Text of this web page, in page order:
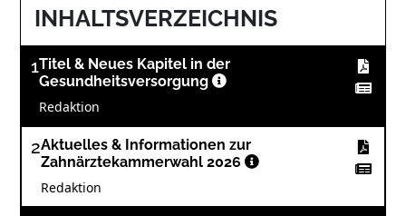
INHALTSVERZEICHNIS
1Titel & Neues Kapitel in der
Gesundheitsversorgung
Redaktion
2Aktuelles & Informationen zur
Zahnärztekammerwahl 2026
Redaktion